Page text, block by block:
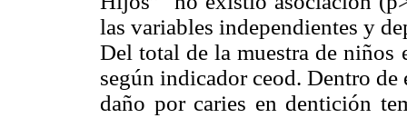
las variables independientes y
Del total de la muestra de niños
según indicador ceod. Dentro de
daño por caries en dentición